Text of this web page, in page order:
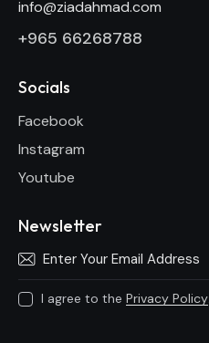
info@ziadahmad.com
+965 66268788
Socials
Facebook
Instagram
Youtube
Newsletter
I agree to the Privacy Policy